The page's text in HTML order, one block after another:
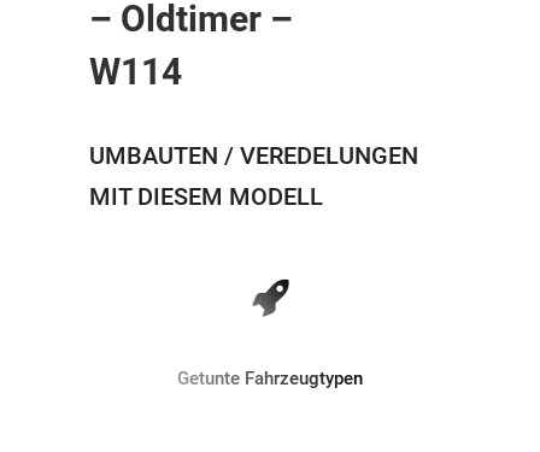
– Oldtimer –
W114
UMBAUTEN / VEREDELUNGEN
MIT DIESEM MODELL
Getunte Fahrzeugtypen